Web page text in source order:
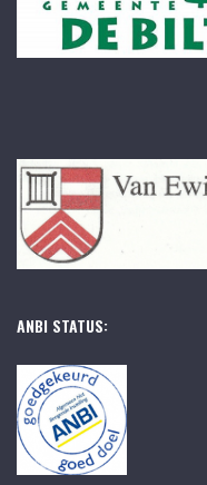
ANBI STATUS: